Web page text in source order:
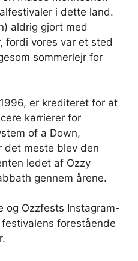
i dette land.
aldrig gjort med
fordi vores var et sted
sommerlejr for
er krediteret for at
karrierer for
of a Down,
det meste blev den
ledet af Ozzy
gennem årene.
og Ozzfests Instagram-
forestående